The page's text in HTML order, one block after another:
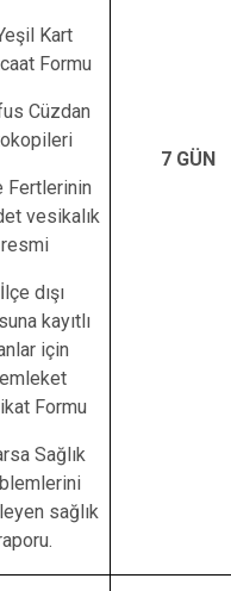
Kart
Formu
Cüzdan
Fertlerinin
vesikalık
resmi
dışı
kayıtlı
için
Formu
Sağlık
sağlık
7 GÜN